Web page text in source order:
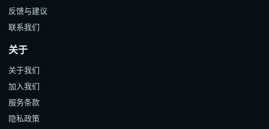
反馈与建议
联系我们
关于
关于我们
加入我们
服务条款
隐私政策